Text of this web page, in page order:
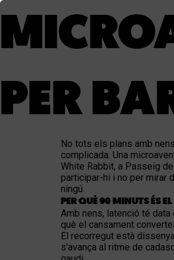
PER
No tots els plans amb
complicada. Una
White Rabbit, a Passeig
participar-hi i no per mirar
ningú.
PER QUÈ 90 MINUTS ÉS
Amb nens, latenció té
què el cansament
El recorregut està
s'avança al ritme de